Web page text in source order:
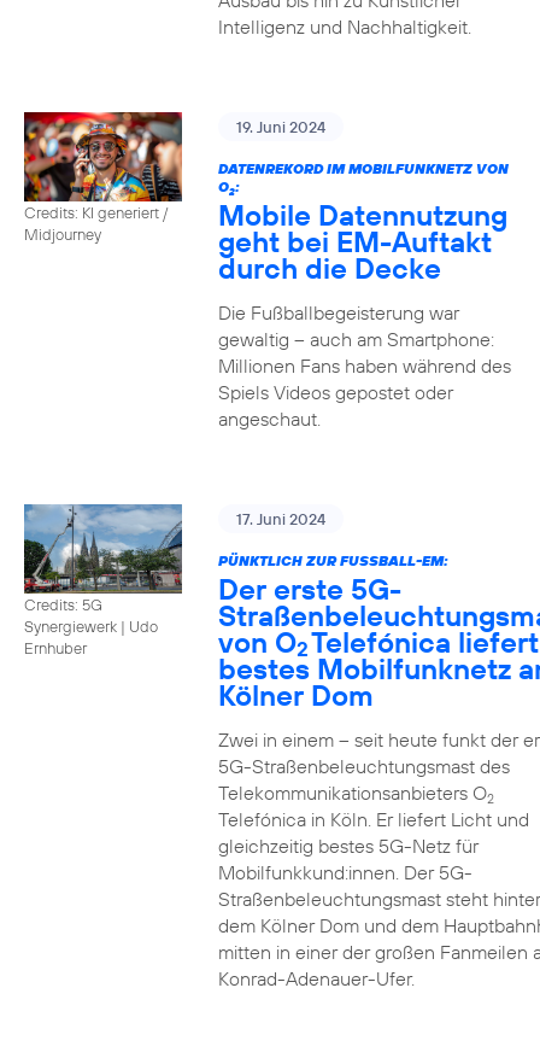
Intelligenz und Nachhaltigkeit.
Credits: KI generiert /
Midjourney
19. Juni 2024
DATENREKORD IM MOBILFUNKNETZ VON
O2:
Mobile Datennutzung
geht bei EM-Auftakt
durch die Decke
Die Fußballbegeisterung war
gewaltig – auch am Smartphone:
Millionen Fans haben während des
Spiels Videos gepostet oder
angeschaut.
Credits: 5G
Synergiewerk | Udo
Ernhuber
17. Juni 2024
PÜNKTLICH ZUR FUSSBALL-EM:
Der erste 5G-
von O2Telefónica liefert
bestes Mobilfunknetz
Kölner Dom
Zwei in einem – seit heute funkt der
5G-Straßenbeleuchtungsmast des
Telekommunikationsanbieters O2
Telefónica in Köln. Er liefert Licht und
gleichzeitig bestes 5G-Netz für
Mobilfunkkund:innen. Der 5G-
Straßenbeleuchtungsmast steht hinter
dem Kölner Dom und dem
mitten in einer der großen Fanmeilen
Konrad-Adenauer-Ufer.